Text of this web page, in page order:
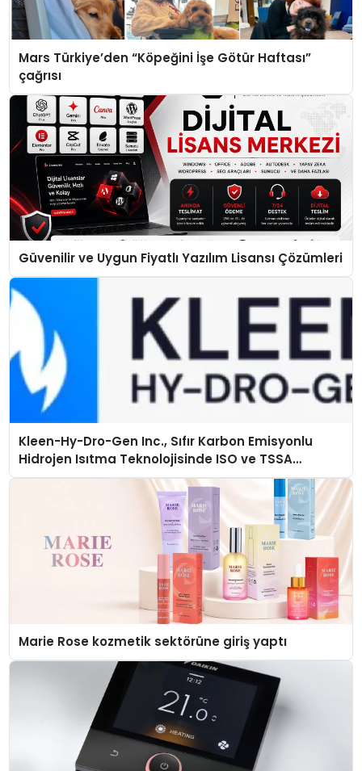
Mars Türkiye’den “Köpeğini İşe Götür Haftası”
çağrısı
Güvenilir ve Uygun Fiyatlı Yazılım Lisansı Çözümleri
Kleen-Hy-Dro-Gen Inc., Sıfır Karbon Emisyonlu
Hidrojen Isıtma Teknolojisinde ISO ve TSSA
Düzenleyici Onaylarını Aldı
Marie Rose kozmetik sektörüne giriş yaptı